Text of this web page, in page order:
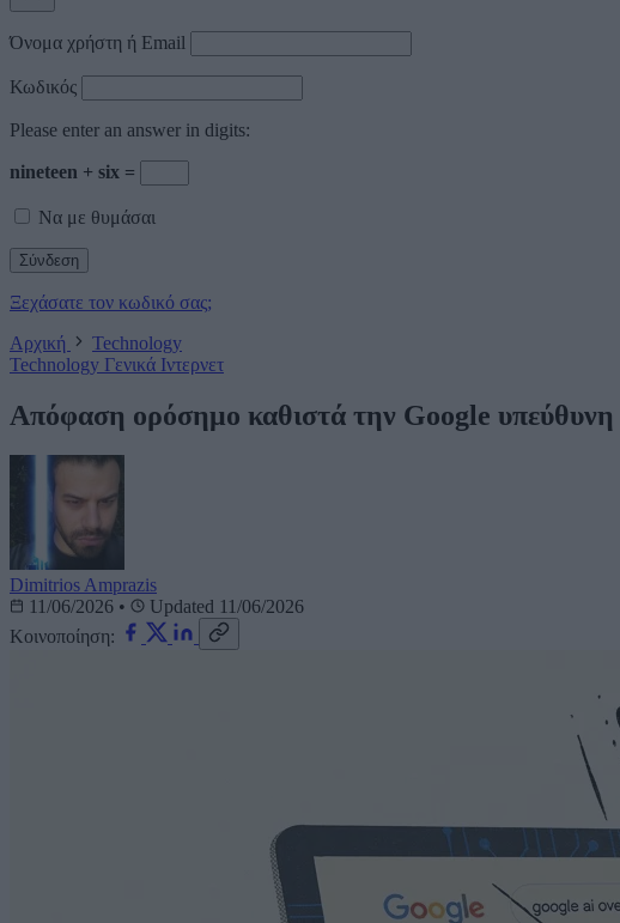
Όνομα χρήστη ή Email
Κωδικός
Please enter an answer in digits:
nineteen + six =
Να με θυμάσαι
Ξεχάσατε τον κωδικό σας;
Αρχική
Technology
Technology Γενικά Ιντερνετ
Απόφαση ορόσημο καθιστά την Google υπεύθυνη
Dimitrios Amprazis
11/06/2026 •
Updated 11/06/2026
Κοινοποίηση: